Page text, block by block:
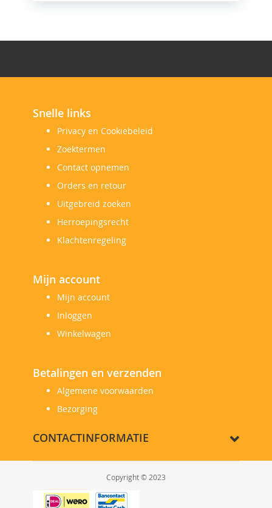
Snelle links
Privacy en Cookiebeleid
Zoektermen
Contact opnemen
Orders en retour
Uitgebreid zoeken
Herroepingsrecht
Klachtenregeling
Mijn account
Mijn account
Inloggen
Winkelwagen
Betalingen en verzenden
Algemene voorwaarden
Bezorging
CONTACTINFORMATIE
Copyright © 2023